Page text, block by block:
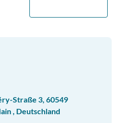
Straße 3, 60549
, Deutschland